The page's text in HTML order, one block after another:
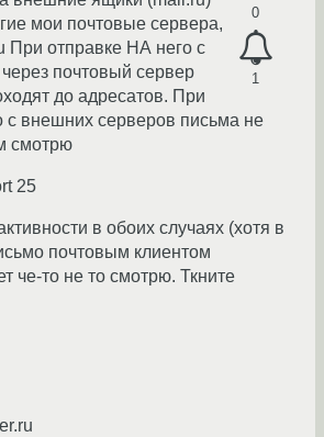
0
1
мои почтовые сервера,
При отправке НА него с
почтовый сервер
до адресатов. При
c внешних серверов письма не
смотрю
25
в обоих случаях (хотя в
почтовым клиентом
че-то не то смотрю. Ткните